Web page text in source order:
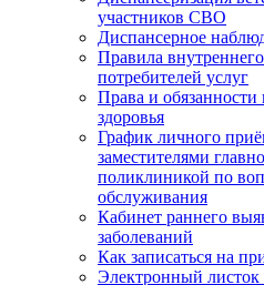
участников СВО
Диспансерное
Правила
потребителей услуг
Права и
здоровья
График личного
заместителями
поликлиникой по
обслуживания
Кабинет раннего
заболеваний
Как записаться на
Электронный листок